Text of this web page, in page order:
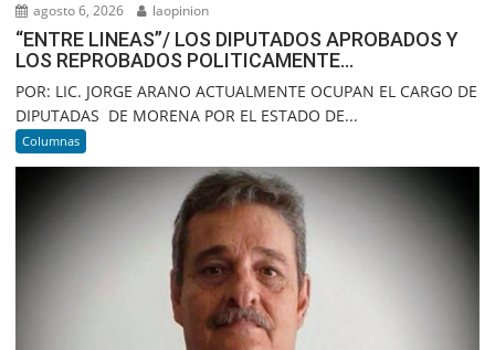
agosto 6, 2026 laopinion
“ENTRE LINEAS”/ LOS DIPUTADOS APROBADOS Y
LOS REPROBADOS POLITICAMENTE…
POR: LIC. JORGE ARANO ACTUALMENTE OCUPAN EL CARGO DE
DIPUTADAS DE MORENA POR EL ESTADO DE...
Columnas